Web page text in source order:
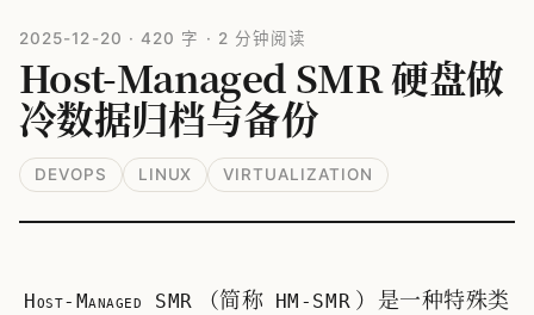
2025-12-20 · 420 字 · 2 分钟阅读
Host-Managed SMR 硬盘做
冷数据归档与备份
DEVOPS LINUX VIRTUALIZATION
Host-Managed SMR （简称 HM-SMR ）是一种特殊类